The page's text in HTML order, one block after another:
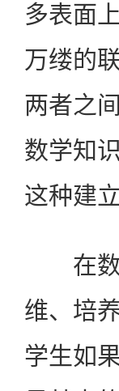
多表面
万缕的
两者之
数学知
这种建
在数
维、培
学生如